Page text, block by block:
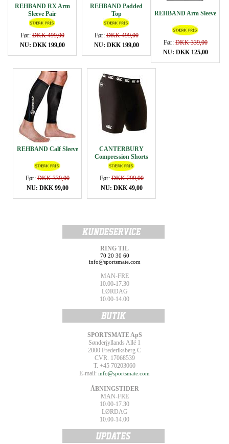
REHBAND RX Arm
Sleeve Pair
Før:DKK 499,00
NU: DKK 199,00
REHBAND Padded
Top
Før:DKK 499,00
NU: DKK 199,00
REHBAND Arm Sleeve
Før:DKK 339,00
NU: DKK 125,00
REHBAND Calf Sleeve
Før:DKK 339,00
NU: DKK 99,00
CANTERBURY
Compression Shorts
Før:DKK 299,00
NU: DKK 49,00
RING TIL
70 20 30 60
info@sportsmate.com
MAN-FRE
10.00-17.30
LØRDAG
10.00-14.00
SPORTSMATE ApS
Sønderjyllands Allé 1
2000 Frederiksberg C
CVR. 17068539
T. +45 70203060
E-mail: info@sportsmate.com
ÅBNINGSTIDER
MAN-FRE
10.00-17.30
LØRDAG
10.00-14.00